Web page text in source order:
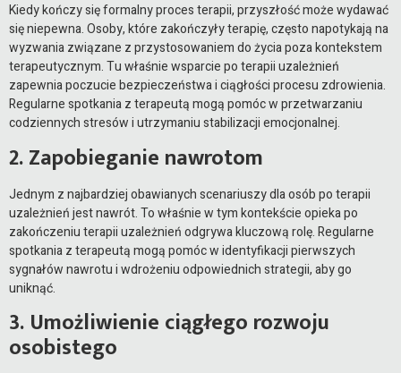
Kiedy kończy się formalny proces terapii, przyszłość może wydawać
się niepewna. Osoby, które zakończyły terapię, często napotykają na
wyzwania związane z przystosowaniem do życia poza kontekstem
terapeutycznym. Tu właśnie wsparcie po terapii uzależnień
zapewnia poczucie bezpieczeństwa i ciągłości procesu zdrowienia.
Regularne spotkania z terapeutą mogą pomóc w przetwarzaniu
codziennych stresów i utrzymaniu stabilizacji emocjonalnej.
2. Zapobieganie nawrotom
Jednym z najbardziej obawianych scenariuszy dla osób po terapii
uzależnień jest nawrót. To właśnie w tym kontekście opieka po
zakończeniu terapii uzależnień odgrywa kluczową rolę. Regularne
spotkania z terapeutą mogą pomóc w identyfikacji pierwszych
sygnałów nawrotu i wdrożeniu odpowiednich strategii, aby go
uniknąć.
3. Umożliwienie ciągłego rozwoju
osobistego